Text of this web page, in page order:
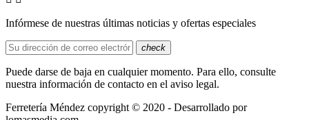
Infórmese de nuestras últimas noticias y ofertas especiales
check
Puede darse de baja en cualquier momento. Para ello, consulte
nuestra información de contacto en el aviso legal.
Ferretería Méndez copyright © 2020 - Desarrollado por